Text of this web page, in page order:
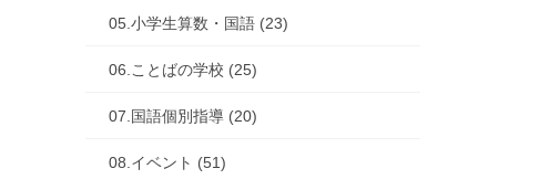
05.小学生算数・国語 (23)
06.ことばの学校 (25)
07.国語個別指導 (20)
08.イベント (51)